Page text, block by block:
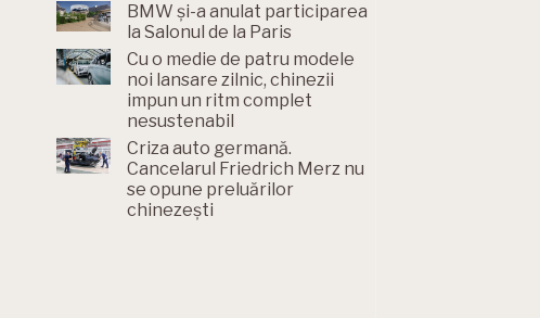
BMW și-a anulat participarea
la Salonul de la Paris
Cu o medie de patru modele
noi lansare zilnic, chinezii
impun un ritm complet
nesustenabil
Criza auto germană.
Cancelarul Friedrich Merz nu
se opune preluărilor
chinezești